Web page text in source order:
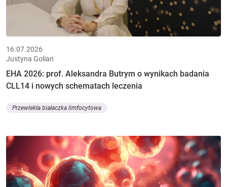
16.07.2026
Justyna Golian
EHA 2026: prof. Aleksandra Butrym o wynikach badania
CLL14 i nowych schematach leczenia
Przewlekła białaczka limfocytowa